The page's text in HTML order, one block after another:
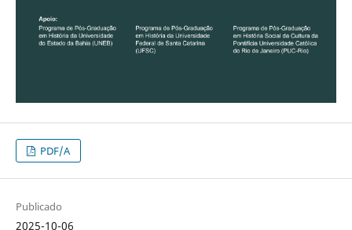
PDF/A
Publicado
2025-10-06